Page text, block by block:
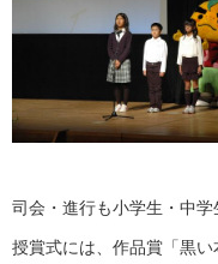
司会・進行も小学生・中学
授賞式には、作品賞「黒